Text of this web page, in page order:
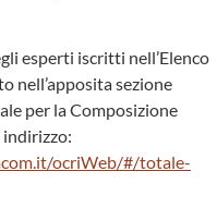
esperti iscritti nell’Elenco
nell’apposita sezione
per la Composizione
indirizzo:
ocriWeb/#/totale-